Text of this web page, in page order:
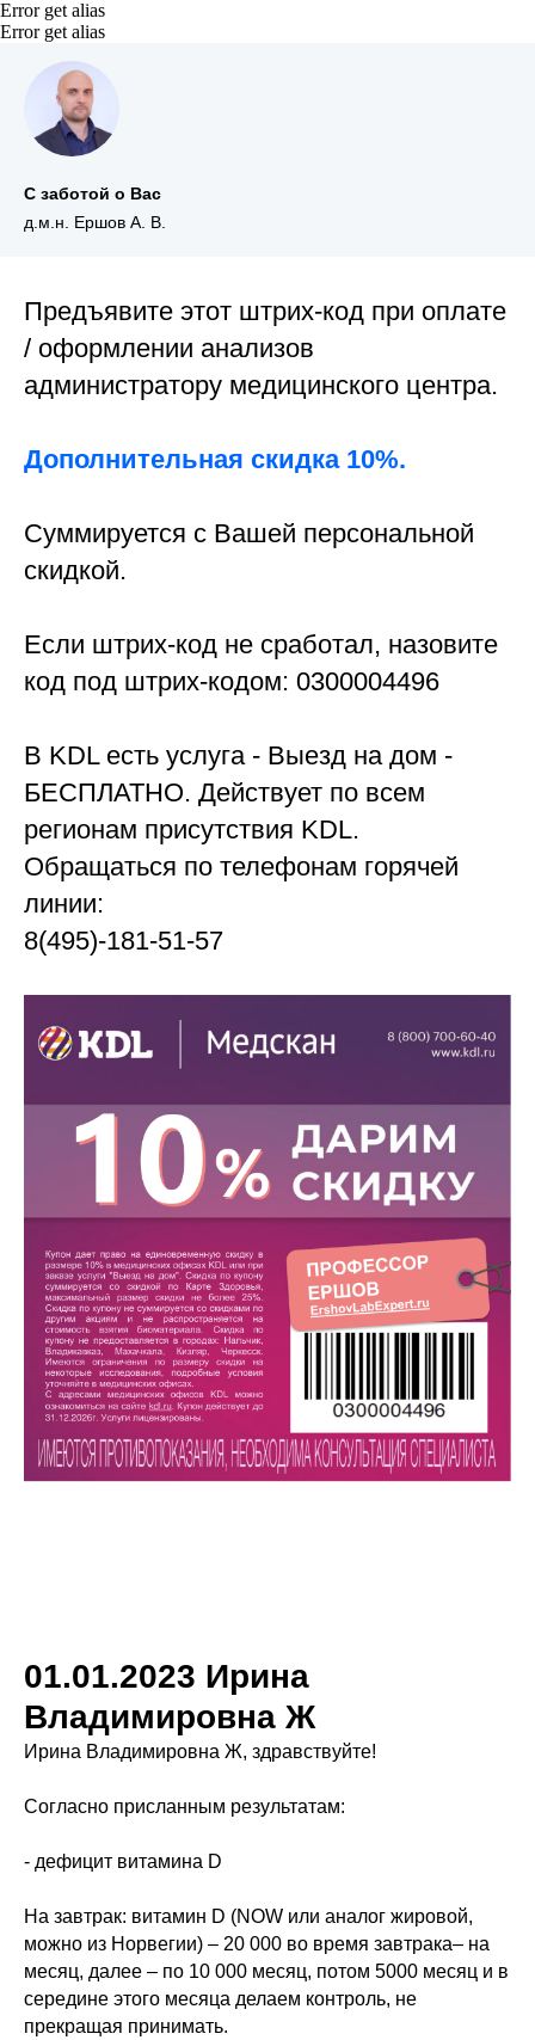
Error get alias
Error get alias
С заботой о Вас
д.м.н. Ершов А. В.
Предъявите этот штрих-код при оплате
/ оформлении анализов
администратору медицинского центра.
Дополнительная скидка 10%.
Суммируется с Вашей персональной
скидкой.
Если штрих-код не сработал, назовите
код под штрих-кодом: 0300004496
В KDL есть услуга - Выезд на дом -
БЕСПЛАТНО. Действует по всем
регионам присутствия KDL.
Обращаться по телефонам горячей
линии:
8(495)-181-51-57
01.01.2023 Ирина
Владимировна Ж
Ирина Владимировна Ж, здравствуйте!
Согласно присланным результатам:
- дефицит витамина D
На завтрак: витамин D (NOW или аналог жировой,
можно из Норвегии) – 20 000 во время завтрака– на
месяц, далее – по 10 000 месяц, потом 5000 месяц и в
середине этого месяца делаем контроль, не
прекращая принимать.